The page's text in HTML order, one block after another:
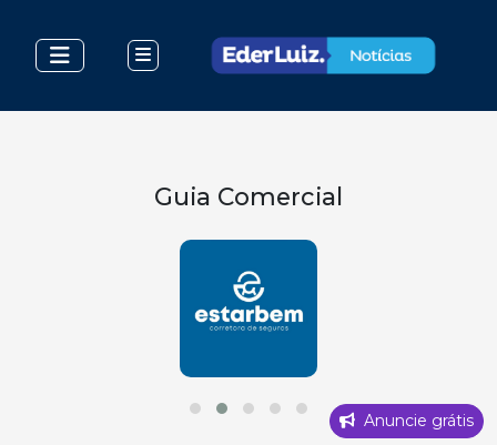
Guia Comercial
Anuncie grátis